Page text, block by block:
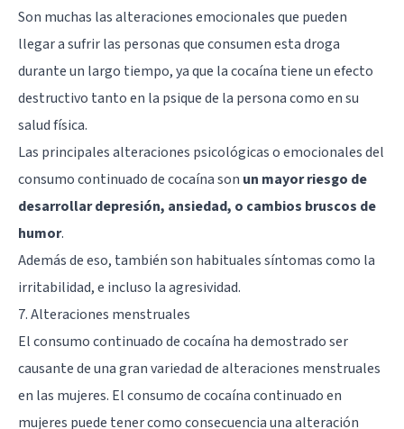
Son muchas las alteraciones emocionales que pueden
llegar a sufrir las personas que consumen esta droga
durante un largo tiempo, ya que la cocaína tiene un efecto
destructivo tanto en la psique de la persona como en su
salud física.
Las principales alteraciones psicológicas o emocionales del
consumo continuado de cocaína son un mayor riesgo de
desarrollar depresión, ansiedad, o cambios bruscos de
humor.
Además de eso, también son habituales síntomas como la
irritabilidad, e incluso la agresividad.
7. Alteraciones menstruales
El consumo continuado de cocaína ha demostrado ser
causante de una gran variedad de alteraciones menstruales
en las mujeres. El consumo de cocaína continuado en
mujeres puede tener como consecuencia una alteración